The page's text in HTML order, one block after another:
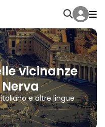
vicinanze
e altre lingue